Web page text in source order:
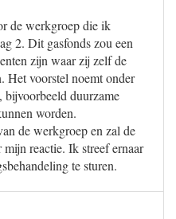
de werkgroep die ik
2. Dit gasfonds zou een
zijn waar zij zelf de
Het voorstel noemt onder
bijvoorbeeld duurzame
worden.
de werkgroep en zal de
reactie. Ik streef ernaar
te sturen.